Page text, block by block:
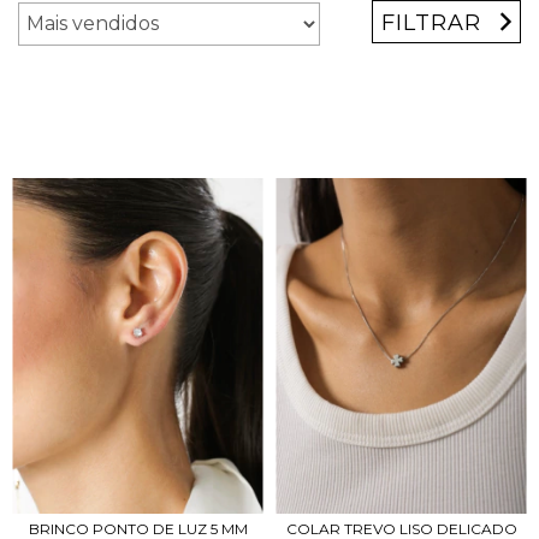
FILTRAR
BRINCO PONTO DE LUZ 5 MM
COLAR TREVO LISO DELICADO